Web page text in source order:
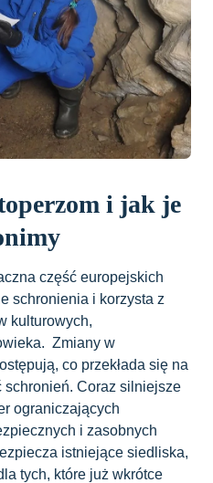
i jak je
część europejskich
schronienia i korzysta z
kulturowych,
Zmiany w
co przekłada się na
Coraz silniejsze
ograniczających
i zasobnych
istniejące siedliska,
tych, które już wkrótce